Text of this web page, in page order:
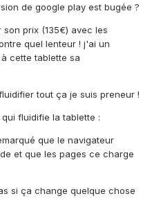
de google play est bugée ?
prix (135€) avec les
quel lenteur ! j'ai un
cette tablette sa
tout ça je suis preneur !
fluidifie la tablette :
que le navigateur
et que les pages ce charge
si ça change quelque chose